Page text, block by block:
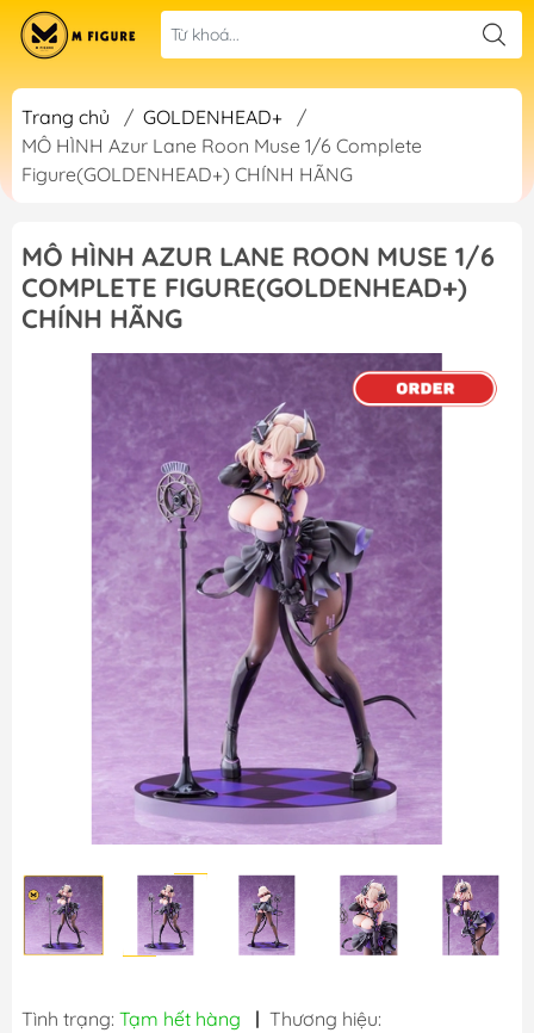
Trang chủ / GOLDENHEAD+
/
MÔ HÌNH Azur Lane Roon Muse 1/6 Complete
Figure(GOLDENHEAD+) CHÍNH HÃNG
MÔ HÌNH AZUR LANE ROON MUSE 1/6
COMPLETE FIGURE(GOLDENHEAD+)
CHÍNH HÃNG
Tình trạng: Tạm hết hàng | Thương hiệu: